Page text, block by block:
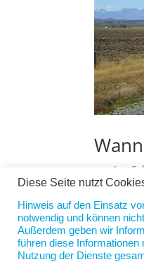
Jan
Diese
Diese Seite nutzt
Hinweis auf den Einsatz
notwendig und können
Außerdem geben wir
führen diese
Nutzung der Dienste